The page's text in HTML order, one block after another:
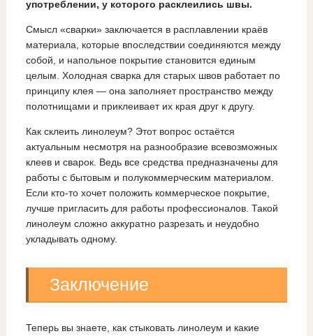
употреблении, у которого расклеились швы.
Смысл «сварки» заключается в расплавлении краёв
материала, которые впоследствии соединяются между
собой, и напольное покрытие становится единым
целым. Холодная сварка для старых швов работает по
принципу клея — она заполняет пространство между
полотнищами и приклеивает их края друг к другу.
Как склеить линолеум? Этот вопрос остаётся
актуальным несмотря на разнообразие всевозможных
клеев и сварок. Ведь все средства предназначены для
работы с бытовым и полукоммерческим материалом.
Если кто-то хочет положить коммерческое покрытие,
лучше пригласить для работы профессионалов. Такой
линолеум сложно аккуратно разрезать и неудобно
укладывать одному.
Заключение
Теперь вы знаете, как стыковать линолеум и какие